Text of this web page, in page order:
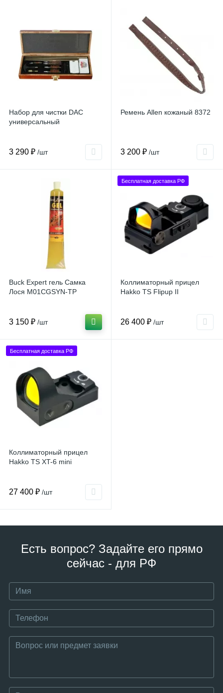
Набор для чистки DAC
универсальный
3 290 ₽ /шт
Ремень Allen кожаный 8372
3 200 ₽ /шт
Buck Expert гель Самка
Лося M01CGSYN-TP
3 150 ₽ /шт
Бесплатная доставка РФ
Коллиматорный прицел
Hakko TS Flipup II
26 400 ₽ /шт
Бесплатная доставка РФ
Коллиматорный прицел
Hakko TS XT-6 mini
27 400 ₽ /шт
Есть вопрос? Задайте его прямо
сейчас - для РФ